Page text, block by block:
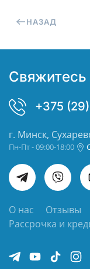
НАЗАД
Свяжитесь
+375
г. Минск,
Пн-Пт - 09:00-18:00
О нас Отзывы
Рассрочка и